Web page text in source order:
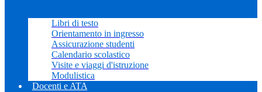
Libri di testo
Orientamento in ingresso
Assicurazione studenti
Calendario scolastico
Visite e viaggi d'istruzione
Modulistica
Docenti e ATA